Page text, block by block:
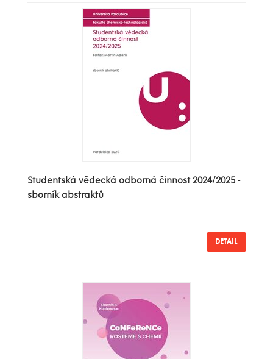
Studentská vědecká odborná činnost 2024/2025 -
sborník abstraktů
DETAIL